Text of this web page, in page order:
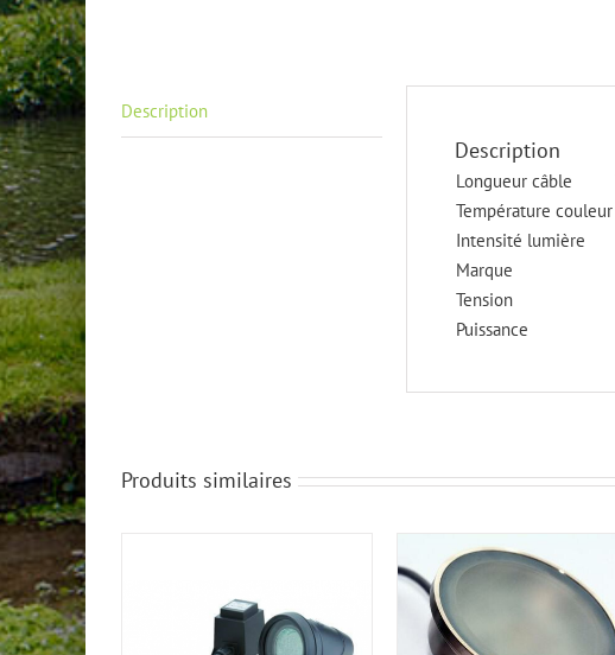
Description
Description
Longueur câble
Température couleur
Intensité lumière
Marque
Tension
Puissance
Produits similaires